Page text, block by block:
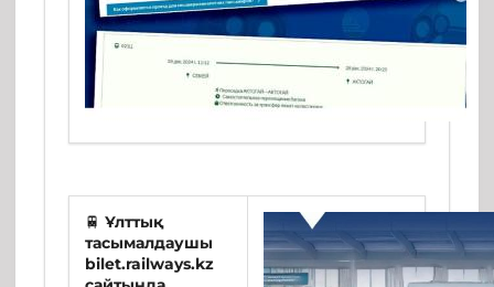
🚆Ұлттық
тасымалдаушы
bilet.railways.kz